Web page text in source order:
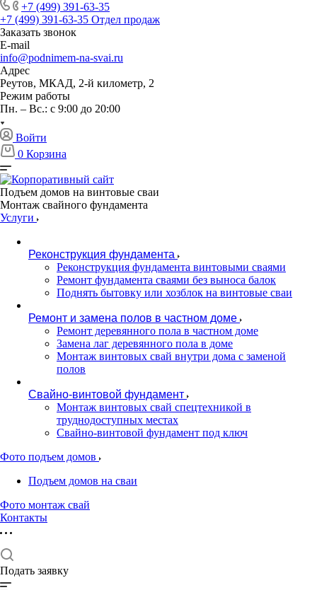
+7 (499) 391-63-35
+7 (499) 391-63-35 Отдел продаж
Заказать звонок
E-mail
info@podnimem-na-svai.ru
Адрес
Реутов, МКАД, 2-й километр, 2
Режим работы
Пн. – Вс.: с 9:00 до 20:00
Войти
0 Корзина
Подъем домов на винтовые сваи
Монтаж свайного фундамента
Услуги
Реконструкция фундамента
Реконструкция фундамента винтовыми сваями
Ремонт фундамента сваями без выноса балок
Поднять бытовку или хозблок на винтовые сваи
Ремонт и замена полов в частном доме
Ремонт деревянного пола в частном доме
Замена лаг деревянного пола в доме
Монтаж винтовых свай внутри дома с заменой
полов
Свайно-винтовой фундамент
Монтаж винтовых свай спецтехникой в
труднодоступных местах
Свайно-винтовой фундамент под ключ
Фото подъем домов
Подъем домов на сваи
Фото монтаж свай
Контакты
Подать заявку